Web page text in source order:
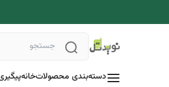
دسته‌بندی محصولاتخانه